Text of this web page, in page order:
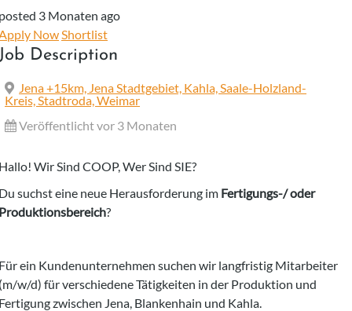
3 Monaten ago
NowShortlist
Description
Jena +15km, Jena Stadtgebiet, Kahla, Saale-Holzland-
Kreis, Stadtroda, Weimar
Veröffentlicht vor 3 Monaten
Wir Sind COOP, Wer Sind SIE?
suchst eine neue Herausforderung im Fertigungs-/ oder
?
ein Kundenunternehmen suchen wir langfristig Mitarbeiter
w/d) für verschiedene Tätigkeiten in der Produktion und
zwischen Jena, Blankenhain und Kahla.